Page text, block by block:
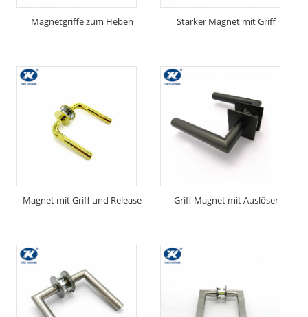
Magnetgriffe zum Heben Starker Magnet mit Griff
Magnet mit Griff und Release Griff Magnet mit Auslöser